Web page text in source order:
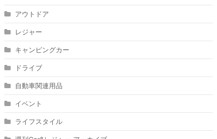
アウトドア
レジャー
キャンピングカー
ドライブ
自動車関連用品
イベント
ライフスタイル